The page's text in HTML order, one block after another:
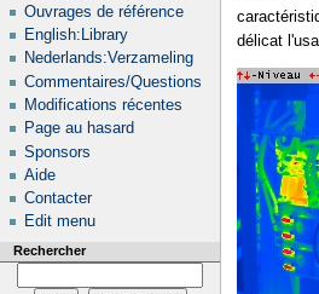
délicat
Ouvrages de référence
English:Library
Nederlands:Verzameling
Commentaires/Questions
Modifications récentes
Page au hasard
Sponsors
Aide
Contacter
Edit menu
Rechercher